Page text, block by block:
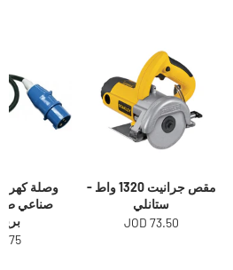
مقص جرانيت 1320 واط -
ستانلي
73.50 JOD
وصلة
JOD